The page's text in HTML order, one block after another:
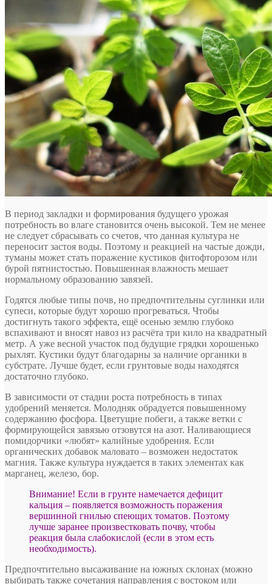
В период закладки и формирования будущего урожая
потребность во влаге становится очень высокой. Тем не менее
не следует сбрасывать со счетов, что данная культура не
переносит застоя воды. Поэтому и реакцией на частые дожди,
туманы может стать поражение кустиков фитофторозом или
бурой пятнистостью. Повышенная влажность мешает
нормальному образованию завязей.
Годятся любые типы почв, но предпочтительны суглинки или
супеси, которые будут хорошо прогреваться. Чтобы
достигнуть такого эффекта, ещё осенью землю глубоко
вспахивают и вносят навоз из расчёта три кило на квадратный
метр. А уже весной участок под будущие грядки хорошенько
рыхлят. Кустики будут благодарны за наличие органики в
субстрате. Лучше будет, если грунтовые воды находятся
достаточно глубоко.
В зависимости от стадии роста потребность в типах
удобрений меняется. Молодняк обрадуется повышенному
содержанию фосфора. Цветущие побеги, а также ветки с
формирующейся завязью отзовутся на азот. Наливающиеся
помидорчики «любят» калийные удобрения. Если
органических добавок маловато – возможен недостаток
магния. Также культура нуждается в таких элементах как
марганец, железо, бор.
Внимание! Если в грунте намечается дефицит
кальция – появляется возможность поражения
вершинной гнилью спеющих томатов. Поэтому
лучше заранее произвестковать почву, чтобы
реакция была слабокислой (если в этом есть
необходимость).
Предпочтительно высаживание на южных склонах (можно
выбирать также сочетания направления с востоком или